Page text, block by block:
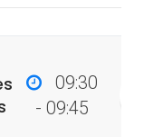
09:30
- 09:45